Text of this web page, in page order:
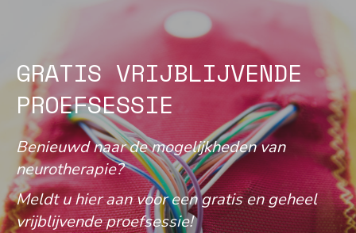
GRATIS VRIJBLIJVENDE
PROEFSESSIE
Benieuwd naar de mogelijkheden van
neurotherapie?
Meldt u hier aan voor een gratis en geheel
vrijblijvende proefsessie!